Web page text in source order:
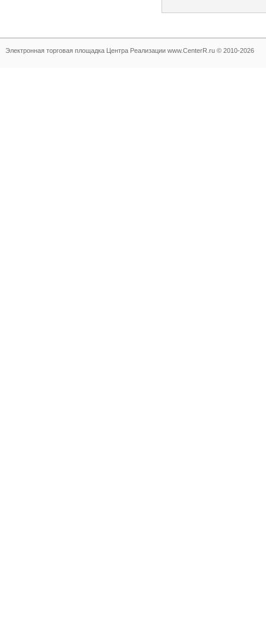
Электронная торговая площадка Центра Реализации www.CenterR.ru © 2010-2026